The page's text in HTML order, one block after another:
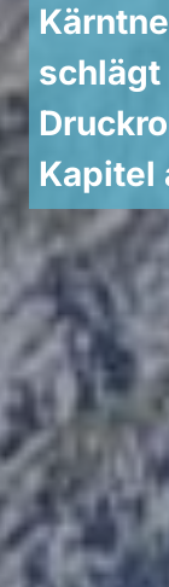
schlägt
Kapitel